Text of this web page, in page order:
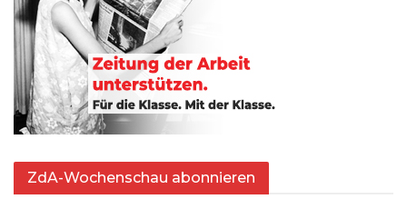
ZdA-Wochenschau abonnieren